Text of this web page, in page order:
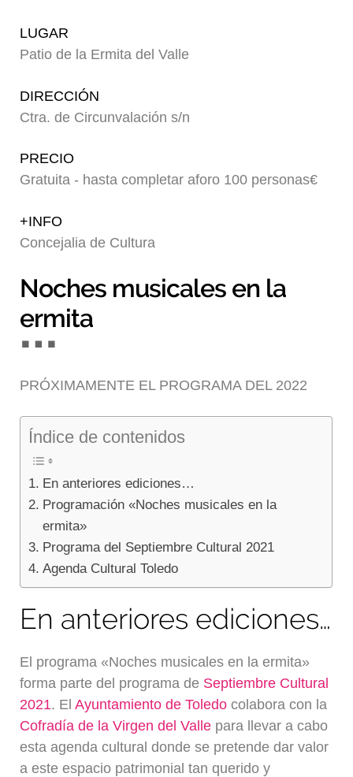
LUGAR
Patio de la Ermita del Valle
DIRECCIÓN
Ctra. de Circunvalación s/n
PRECIO
Gratuita - hasta completar aforo 100 personas€
+INFO
Concejalia de Cultura
Noches musicales en la
ermita
PRÓXIMAMENTE EL PROGRAMA DEL 2022
Índice de contenidos
En anteriores ediciones…
Programación «Noches musicales en la
ermita»
Programa del Septiembre Cultural 2021
Agenda Cultural Toledo
En anteriores ediciones…
El programa «Noches musicales en la ermita»
forma parte del programa de Septiembre Cultural
2021. ElAyuntamiento de Toledo colabora con la
Cofradía de la Virgen del Valle para llevar a cabo
esta agenda cultural donde se pretende dar valor
a este espacio patrimonial tan querido y